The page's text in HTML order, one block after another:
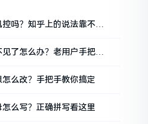
吗？知乎上的说法靠不靠
了怎么办？老用户手把手
么改？手把手教你搞定
么写？正确拼写看这里